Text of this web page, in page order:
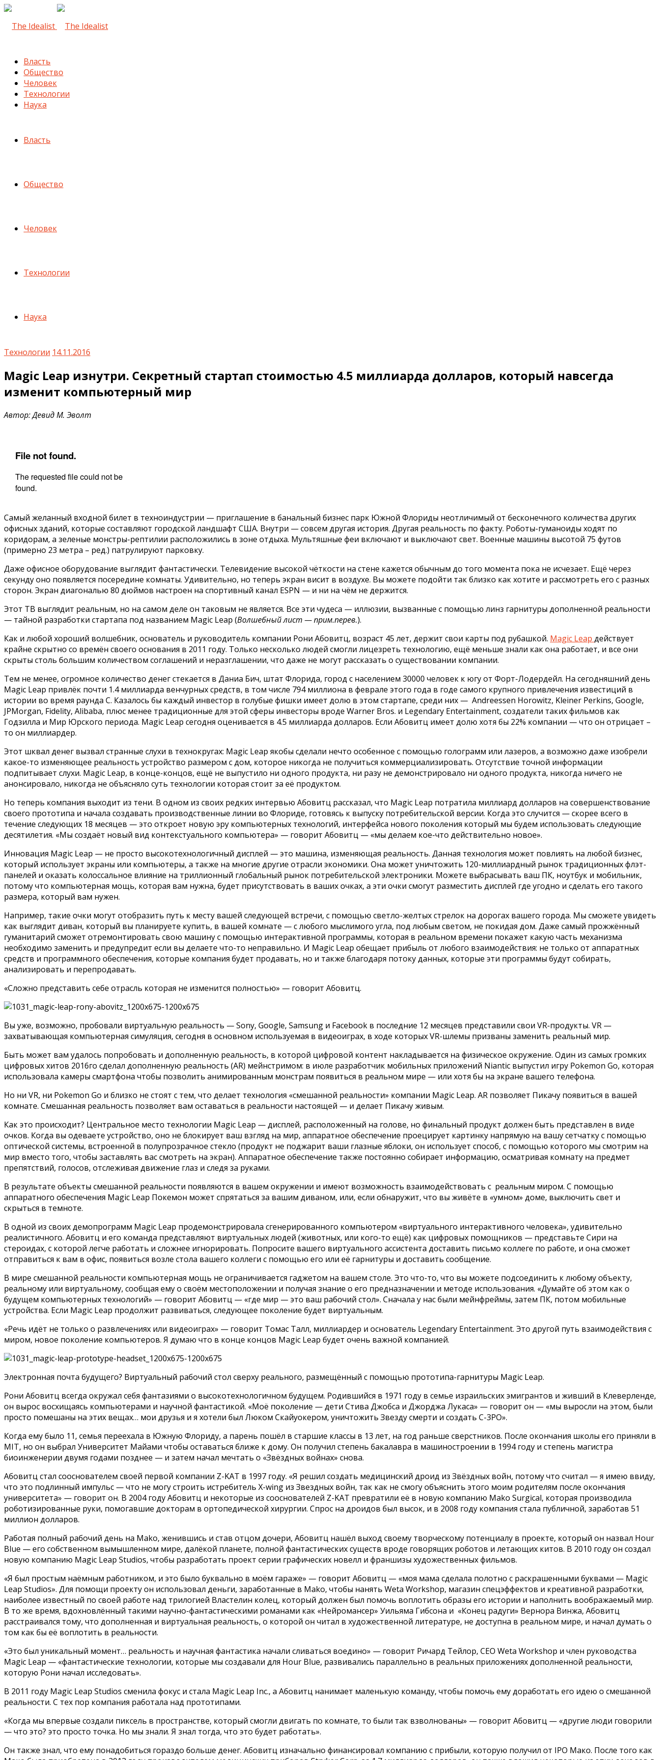
Власть
Общество
Человек
Технологии
Наука
Власть
Общество
Человек
Технологии
Наука
Технологии 14.11.2016
Magic Leap изнутри. Секретный стартап стоимостью 4.5 миллиарда долларов, который навсегда
изменит компьютерный мир
Автор: Девид М. Эволт
Самый желанный входной билет в техноиндустрии — приглашение в банальный бизнес парк Южной Флориды неотличимый от бесконечного количества других
офисных зданий, которые составляют городской ландшафт США. Внутри — совсем другая история. Другая реальность по факту. Роботы-гуманоиды ходят по
коридорам, а зеленые монстры-рептилии расположились в зоне отдыха. Мультяшные феи включают и выключают свет. Военные машины высотой 75 футов
(примерно 23 метра – ред.) патрулируют парковку.
Даже офисное оборудование выглядит фантастически. Телевидение высокой чёткости на стене кажется обычным до того момента пока не исчезает. Ещё через
секунду оно появляется посередине комнаты. Удивительно, но теперь экран висит в воздухе. Вы можете подойти так близко как хотите и рассмотреть его с разных
сторон. Экран диагональю 80 дюймов настроен на спортивный канал ESPN — и ни на чём не держится.
Этот ТВ выглядит реальным, но на самом деле он таковым не является. Все эти чудеса — иллюзии, вызванные с помощью линз гарнитуры дополненной реальности
— тайной разработки стартапа под названием Magic Leap (Волшебный лист — прим.перев.).
Как и любой хороший волшебник, основатель и руководитель компании Рони Абовитц, возраст 45 лет, держит свои карты под рубашкой. Magic Leap действует
крайне скрытно со времён своего основания в 2011 году. Только несколько людей смогли лицезреть технологию, ещё меньше знали как она работает, и все они
скрыты столь большим количеством соглашений и неразглашении, что даже не могут рассказать о существовании компании.
Тем не менее, огромное количество денег стекается в Даниа Бич, штат Флорида, город с населением 30000 человек к югу от Форт-Лодердейл. На сегодняшний день
Magic Leap привлёк почти 1.4 миллиарда венчурных средств, в том числе 794 миллиона в феврале этого года в годе самого крупного привлечения известиций в
истории во время раунда С. Казалось бы каждый инвестор в голубые фишки имеет долю в этом стартапе, среди них — Andreessen Horowitz, Kleiner Perkins, Google,
JPMorgan, Fidelity, Alibabа, плюс менее традиционные для этой сферы инвесторы вроде Warner Bros. и Legendary Entertainment, создатели таких фильмов как
Годзилла и Мир Юрского периода. Magic Leap сегодня оценивается в 4.5 миллиарда долларов. Если Абовитц имеет долю хотя бы 22% компании — что он отрицает –
то он миллиардер.
Этот шквал денег вызвал странные слухи в технокругах: Magic Leap якобы сделали нечто особенное с помощью голограмм или лазеров, а возможно даже изобрели
какое-то изменяющее реальность устройство размером с дом, которое никогда не получиться коммерциализировать. Отсутствие точной информации
подпитывает слухи. Magic Leap, в конце-концов, ещё не выпустило ни одного продукта, ни разу не демонстрировало ни одного продукта, никогда ничего не
анонсировало, никогда не объясняло суть технологии которая стоит за её продуктом.
Но теперь компания выходит из тени. В одном из своих редких интервью Абовитц рассказал, что Magic Leap потратила миллиард долларов на совершенствование
своего прототипа и начала создавать производственные линии во Флориде, готовясь к выпуску потребительской версии. Когда это случится — скорее всего в
течение следующих 18 месяцев — это откроет новую эру компьютерных технологий, интерфейса нового поколения который мы будем использовать следующие
десятилетия. «Мы создаёт новый вид контекстуального компьютера» — говорит Абовитц — «мы делаем кое-что действительно новое».
Инновация Magic Leap — не просто высокотехнологичный дисплей — это машина, изменяющая реальность. Данная технология может повлиять на любой бизнес,
который использует экраны или компьютеры, а также на многие другие отрасли экономики. Она может уничтожить 120-миллиардный рынок традиционных флэт-
панелей и оказать колоссальное влияние на триллионный глобальный рынок потребительской электроники. Можете выбрасывать ваш ПК, ноутбук и мобильник,
потому что компьютерная мощь, которая вам нужна, будет присутствовать в ваших очках, а эти очки смогут разместить дисплей где угодно и сделать его такого
размера, который вам нужен.
Например, такие очки могут отобразить путь к месту вашей следующей встречи, с помощью светло-желтых стрелок на дорогах вашего города. Мы сможете увидеть
как выглядит диван, который вы планируете купить, в вашей комнате — с любого мыслимого угла, под любым светом, не покидая дом. Даже самый прожжённый
гуманитарий сможет отремонтировать свою машину с помощью интерактивной программы, которая в реальном времени покажет какую часть механизма
необходимо заменить и предупредит если вы делаете что-то неправильно. И Magic Leap обещает прибыль от любого взаимодействия: не только от аппаратных
средств и программного обеспечения, которые компания будет продавать, но и также благодаря потоку данных, которые эти программы будут собирать,
анализировать и перепродавать.
«Сложно представить себе отрасль которая не изменится полностью» — говорит Абовитц.
Вы уже, возможно, пробовали виртуальную реальность — Sony, Google, Samsung и Facebook в последние 12 месяцев представили свои VR-продукты. VR —
захватывающая компьютерная симуляция, сегодня в основном используемая в видеоиграх, в ходе которых VR-шлемы призваны заменить реальный мир.
Быть может вам удалось попробовать и дополненную реальность, в которой цифровой контент накладывается на физическое окружение. Один из самых громких
цифровых хитов 2016го сделал дополненную реальность (AR) мейнстримом: в июле разработчик мобильных приложений Niantic выпустил игру Pokemon Go, которая
использовала камеры смартфона чтобы позволить анимированным монстрам появиться в реальном мире — или хотя бы на экране вашего телефона.
Но ни VR, ни Pokemon Go и близко не стоят с тем, что делает технология «смешанной реальности» компании Magic Leap. AR позволяет Пикачу появиться в вашей
комнате. Смешанная реальность позволяет вам оставаться в реальности настоящей — и делает Пикачу живым.
Как это происходит? Центральное место технологии Magic Leap — дисплей, расположенный на голове, но финальный продукт должен быть представлен в виде
очков. Когда вы одеваете устройство, оно не блокирует ваш взгляд на мир, аппаратное обеспечение проецирует картинку напрямую на вашу сетчатку с помощью
оптической системы, встроенной в полупрозрачное стекло (продукт не поджарит ваши глазные яблоки, он использует способ, с помощью которого мы смотрим на
мир вместо того, чтобы заставлять вас смотреть на экран). Аппаратное обеспечение также постоянно собирает информацию, осматривая комнату на предмет
препятствий, голосов, отслеживая движение глаз и следя за руками.
В результате объекты смешанной реальности появляются в вашем окружении и имеют возможность взаимодействовать с реальным миром. С помощью
аппаратного обеспечения Magic Leap Покемон может спрятаться за вашим диваном, или, если обнаружит, что вы живёте в «умном» доме, выключить свет и
скрыться в темноте.
В одной из своих демопрограмм Magic Leap продемонстрировала сгенерированного компьютером «виртуального интерактивного человека», удивительно
реалистичного. Абовитц и его команда представляют виртуальных людей (животных, или кого-то ещё) как цифровых помощников — представьте Сири на
стероидах, с которой легче работать и сложнее игнорировать. Попросите вашего виртуального ассистента доставить письмо коллеге по работе, и она сможет
отправиться к вам в офис, появиться возле стола вашего коллеги с помощью его или её гарнитуры и доставить сообщение.
В мире смешанной реальности компьютерная мощь не ограничивается гаджетом на вашем столе. Это что-то, что вы можете подсоединить к любому объекту,
реальному или виртуальному, сообщая ему о своём местоположении и получая знание о его предназначении и методе использования. «Думайте об этом как о
будущем компьютерных технологий» — говорит Абовитц — «где мир — это ваш рабочий стол». Сначала у нас были мейнфреймы, затем ПК, потом мобильные
устройства. Если Magic Leap продолжит развиваться, следующее поколение будет виртуальным.
«Речь идёт не только о развлечениях или видеоиграх» — говорит Томас Талл, миллиардер и основатель Legendary Entertainment. Это другой путь взаимодействия с
миром, новое поколение компьютеров. Я думаю что в конце концов Magic Leap будет очень важной компанией.
Электронная почта будущего? Виртуальный рабочий стол сверху реального, размещённый с помощью прототипа-гарнитуры Magic Leap.
Рони Абовитц всегда окружал себя фантазиями о высокотехнологичном будущем. Родившийся в 1971 году в семье израильских эмигрантов и живший в Клеверленде,
он вырос восхищаясь компьютерами и научной фантастикой. «Моё поколение — дети Стива Джобса и Джорджа Лукаса» — говорит он — «мы выросли на этом, были
просто помешаны на этих вещах… мои друзья и я хотели был Люком Скайуокером, уничтожить Звезду смерти и создать C-3PO».
Когда ему было 11, семья переехала в Южную Флориду, а парень пошёл в старшие классы в 13 лет, на год раньше сверстников. После окончания школы его приняли в
MIT, но он выбрал Университет Майами чтобы оставаться ближе к дому. Он получил степень бакалавра в машиностроении в 1994 году и степень магистра
биоинженерии двумя годами позднее — и затем начал мечтать о «Звёздных войнах» снова.
Абовитц стал сооснователем своей первой компании Z-KAT в 1997 году. «Я решил создать медицинский дроид из Звёздных войн, потому что считал — я имею ввиду,
что это подлинный импульс — что не могу строить истребитель X-wing из Звездных войн, так как не смогу объяснить этого моим родителям после окончания
университета» — говорит он. В 2004 году Абовитц и некоторые из сооснователей Z-KAT превратили её в новую компанию Mako Surgical, которая производила
роботизированные руки, помогавшие докторам в ортопедической хирургии. Спрос на дроидов был высок, и в 2008 году компания стала публичной, заработав 51
миллион долларов.
Работая полный рабочий день на Mako, женившись и став отцом дочери, Абовитц нашёл выход своему творческому потенциалу в проекте, который он назвал Hour
Blue — его собственном вымышленном мире, далёкой планете, полной фантастических существ вроде говорящих роботов и летающих китов. В 2010 году он создал
новую компанию Magic Leap Studios, чтобы разработать проект серии графических новелл и франшизы художественных фильмов.
«Я был простым наёмным работником, и это было буквально в моём гараже» — говорит Абовитц — «моя мама сделала полотно с раскрашенными буквами — Magic
Leap Studios». Для помощи проекту он использовал деньги, заработанные в Mako, чтобы нанять Weta Workshop, магазин спецэффектов и креативной разработки,
наиболее известный по своей работе над трилогией Властелин колец, который должен был помочь воплотить образы его истории и наполнить воображаемый мир.
В то же время, вдохновлённый такими научно-фантастическими романами как «Нейромансер» Уильяма Гибсона и «Конец радуги» Вернора Винжа, Абовитц
расстраивался тому, что дополненная и виртуальная реальность, о которой он читал в художественной литературе, не доступна в реальном мире, и начал думать о
том как бы её воплотить в реальности.
«Это был уникальный момент… реальность и научная фантастика начали сливаться воедино» — говорит Ричард Тейлор, СЕО Weta Workshop и член руководства
Magic Leap — «фантастические технологии, которые мы создавали для Hour Blue, развивались параллельно в реальных приложениях дополненной реальности,
которую Рони начал исследовать».
В 2011 году Magic Leap Studios сменила фокус и стала Magic Leap Inc., а Абовитц нанимает маленькую команду, чтобы помочь ему доработать его идею о смешанной
реальности. С тех пор компания работала над прототипами.
«Когда мы впервые создали пиксель в пространстве, который смогли двигать по комнате, то были так взволнованы» — говорит Абовитц — «другие люди говорили
— что это? это просто точка. Но мы знали. Я знал тогда, что это будет работать».
Он также знал, что ему понадобиться гораздо больше денег. Абовитц изначально финансировал компанию с прибыли, которую получил от IPO Мако. После того как